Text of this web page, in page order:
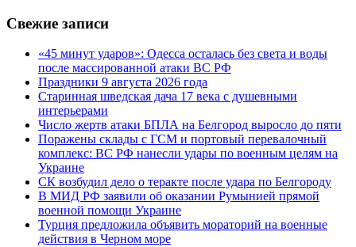
Свежие записи
«45 минут ударов»: Одесса осталась без света и воды
после массированной атаки ВС РФ
Праздники 9 августа 2026 года
Старинная шведская дача 17 века с душевными
интерьерами
Число жертв атаки БПЛА на Белгород выросло до пяти
Поражены склады с ГСМ и портовый перевалочный
комплекс: ВС РФ нанесли удары по военным целям на
Украине
СК возбудил дело о теракте после удара по Белгороду
В МИД РФ заявили об оказании Румынией прямой
военной помощи Украине
Турция предложила объявить мораторий на военные
действия в Черном море